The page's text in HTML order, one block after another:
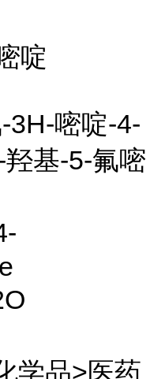
啶
3H-嘧啶-4-
基-5-氟嘧
学品>医药